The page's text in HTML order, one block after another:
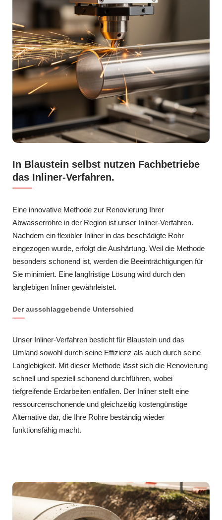
In Blaustein selbst nutzen Fachbetriebe
das Inliner-Verfahren.
Eine innovative Methode zur Renovierung Ihrer
Abwasserrohre in der Region ist unser Inliner-Verfahren.
Nachdem ein flexibler Inliner in das beschädigte Rohr
eingezogen wurde, erfolgt die Aushärtung. Weil die Methode
besonders schonend ist, werden die Beeinträchtigungen für
Sie minimiert. Eine langfristige Lösung wird durch den
langlebigen Inliner gewährleistet.
Der ausschlaggebende Unterschied
Unser Inliner-Verfahren besticht für Blaustein und das
Umland sowohl durch seine Effizienz als auch durch seine
Langlebigkeit. Mit dieser Methode lässt sich die Renovierung
schnell und speziell schonend durchführen, wobei
tiefgreifende Erdarbeiten entfallen. Der Inliner stellt eine
ressourcenschonende und gleichzeitig kostengünstige
Alternative dar, die Ihre Rohre beständig wieder
funktionsfähig macht.